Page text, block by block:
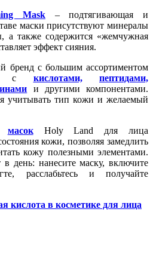
Mask – подтягивающая и
маски присутствуют минералы
а также содержится «жемчужная
эффект сияния.
бренд с большим ассортиментом
с кислотами,
пептидами,
и другими компонентами.
учитывать тип кожи и желаемый
масокHoly Land для лица
кожи, позволяя замедлить
кожу полезными элементами.
день: нанесите маску, включите
расслабьтесь и получайте
кислота в косметике для лица